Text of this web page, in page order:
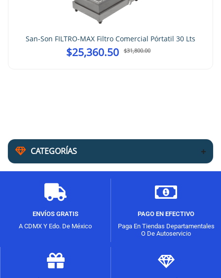
CATEGORÍAS
San-Son FILTRO-MAX Filtro Comercial Pórtatil 30 Lts
$31,800.00
$25,360.50
ENVÍOS GRATIS
A CDMX Y Edo. De México
PAGO EN EFECTIVO
Paga En Tiendas Departamentales
O De Autoservicio